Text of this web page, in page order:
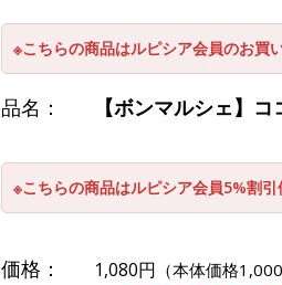
※こちらの商品はルピシア会員のお買
品名： 【ボンマルシェ】
※こちらの商品はルピシア会員5%割
価格： 1,080円 （本体価格